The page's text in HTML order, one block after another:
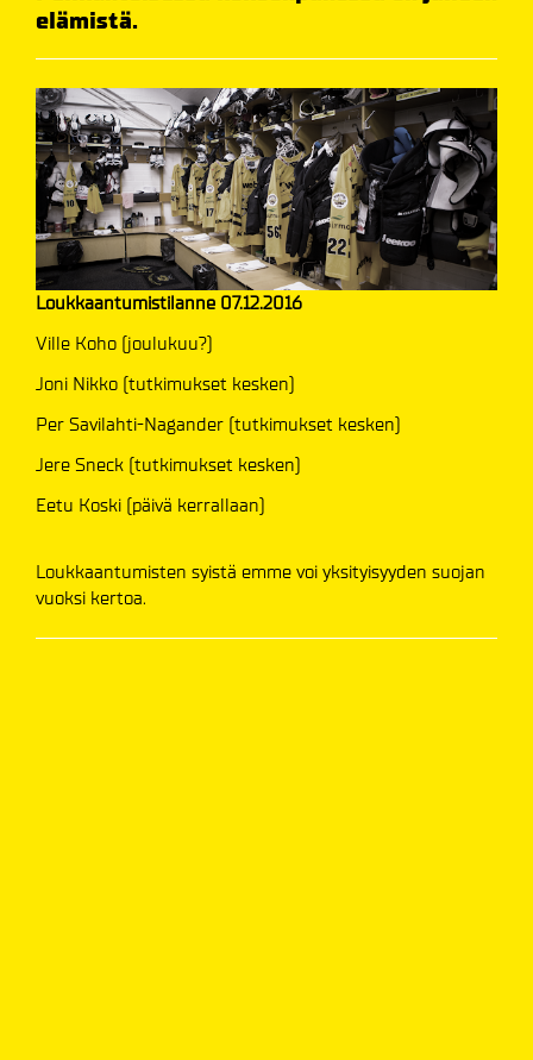
elämistä.
Loukkaantumistilanne 07.12.2016
Ville Koho (joulukuu?)
Joni Nikko (tutkimukset kesken)
Per Savilahti-Nagander (tutkimukset kesken)
Jere Sneck (tutkimukset kesken)
Eetu Koski (päivä kerrallaan)
Loukkaantumisten syistä emme voi yksityisyyden suojan
vuoksi kertoa.